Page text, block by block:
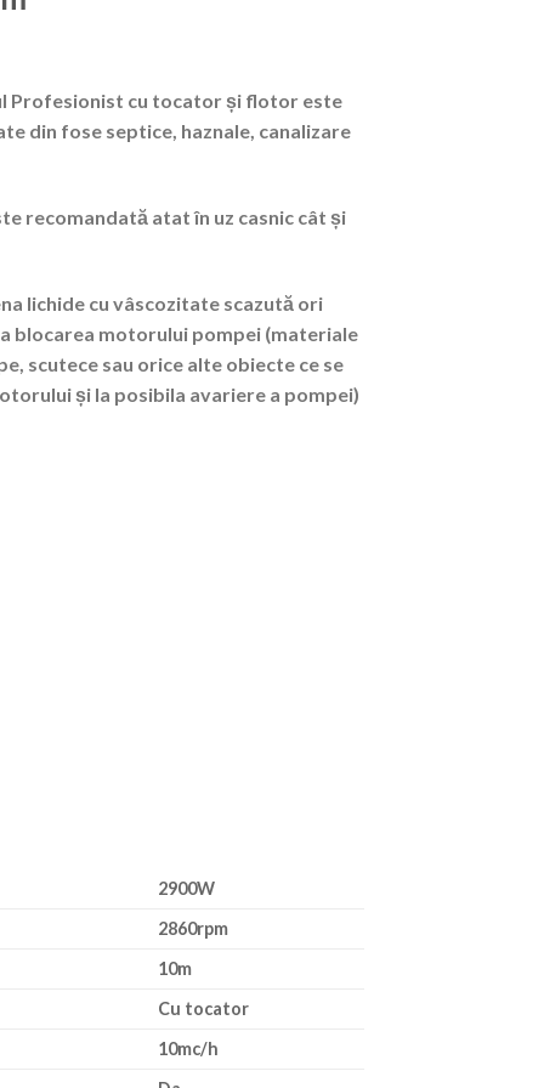
Profesionist cu tocator și flotor este
din fose septice, haznale, canalizare
recomandată atat în uz casnic cât și
lichide cu vâscozitate scazută ori
blocarea motorului pompei (materiale
scutece sau orice alte obiecte ce se
și la posibila avariere a pompei)
2900W
2860rpm
10m
Cu tocator
10mc/h